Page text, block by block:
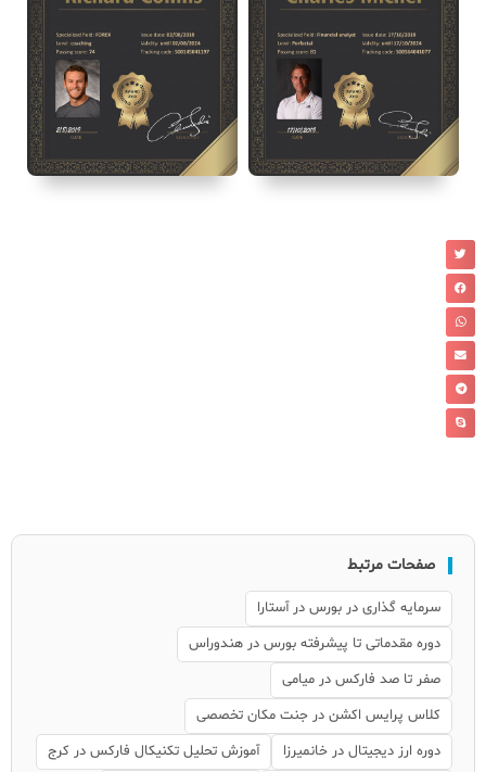
صفحات مرتبط
سرمایه گذاری در بورس در آستارا
دوره مقدماتی تا پیشرفته بورس در هندوراس
صفر تا صد فارکس در میامی
کلاس پرایس اکشن در جنت مکان تخصصی
دوره ارز دیجیتال در خانمیرزا
آموزش تحلیل تکنیکال فارکس در کرج